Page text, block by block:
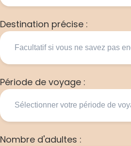
Destination précise :
Période de voyage :
Nombre d'adultes :